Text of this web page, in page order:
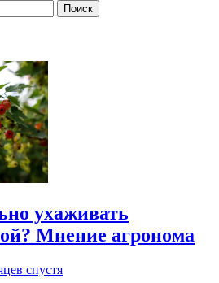
ухаживать
Мнение агронома
спустя